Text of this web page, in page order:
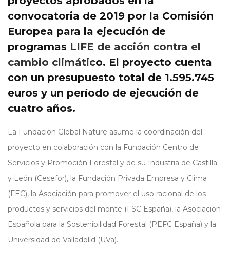
convocatoria de 2019 por la Comisión
Europea para la ejecución de
programas LIFE de acción contra el
cambio climático. El proyecto cuenta
con un presupuesto total de 1.595.745
euros y un período de ejecución de
cuatro años.
La Fundación Global Nature asume la coordinación del
proyecto en colaboración con la Fundación Centro de
Servicios y Promoción Forestal y de su Industria de Castilla
y León (Cesefor), la Fundación Privada Empresa y Clima
(FEC), la Asociación para promover el uso racional de los
productos y servicios del monte (FSC España), la Asociación
Española para la Sostenibilidad Forestal (PEFC España) y la
Universidad de Valladolid (UVa).